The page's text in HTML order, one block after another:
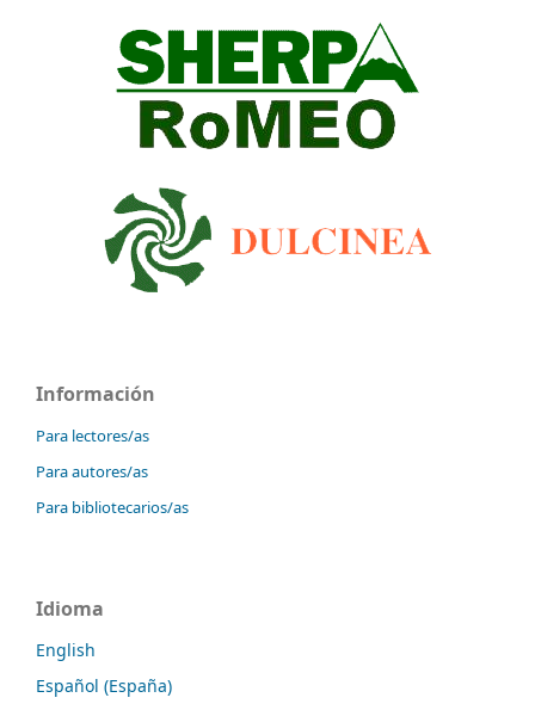
Información
Para lectores/as
Para autores/as
Para bibliotecarios/as
Idioma
English
Español (España)